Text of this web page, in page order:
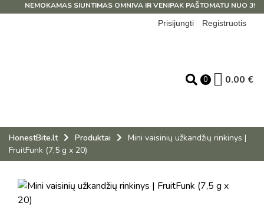
NEMOKAMAS SIUNTIMAS OMNIVA IR VENIPAK PAŠTOMATU NUO 39
Prisijungti
Registruotis
0 0.00 €
HonestBite.lt Produktai
Mini vaisinių užkandžių rinkinys |
FruitFunk (7,5 g x 20)